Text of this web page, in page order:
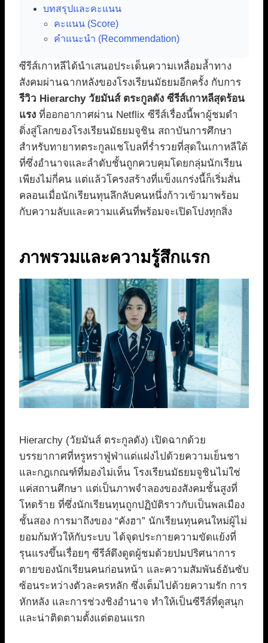
บทสรุปและคะแนน
คะแนน (Score)
คำแนะนำ (Recommendation)
ซีรีส์เกาหลีได้นำเสนอประเด็นความเหลื่อมล้ำทาง
สังคมผ่านฉากหลังของโรงเรียนมัธยมอีกครั้ง กับการ
รีวิว Hierarchy วัยมันส์ ตระกูลดัง ซีรีส์เกาหลีสุดร้อน
แรง ที่ออกอากาศผ่าน Netflix ซีรีส์เรื่องนี้พาผู้ชมดำ
ดิ่งสู่โลกของโรงเรียนมัธยมจูชิน สถาบันการศึกษา
สำหรับทายาทตระกูลแชโบลที่ร่ำรวยที่สุดในเกาหลีใต้
ที่ซึ่งอำนาจและลำดับชั้นถูกควบคุมโดยกลุ่มนักเรียน
เพียงไม่กี่คน แต่แล้วโครงสร้างที่แข็งแกร่งนี้ก็เริ่มสั่น
คลอนเมื่อนักเรียนทุนลึกลับคนหนึ่งก้าวเข้ามาพร้อม
กับความลับและความแค้นที่พร้อมจะเปิดโปงทุกสิ่ง
ภาพรวมและความรู้สึกแรก
Hierarchy (วัยมันส์ ตระกูลดัง) เปิดฉากด้วย
บรรยากาศที่หรูหราฟู่ฟ่าแต่แฝงไปด้วยความเย็นชา
และกฎเกณฑ์ที่มองไม่เห็น โรงเรียนมัธยมจูชินไม่ใช่
แค่สถานศึกษา แต่เป็นภาพจำลองของสังคมชั้นสูงที่
โหดร้าย ที่ซึ่งนักเรียนทุนถูกปฏิบัติราวกับเป็นพลเมือง
ชั้นสอง การมาถึงของ “คังฮา” นักเรียนทุนคนใหม่ผู้ไม่
ยอมก้มหัวให้กับระบบ ได้จุดประกายความขัดแย้งที่
รุนแรงขึ้นเรื่อยๆ ซีรีส์ดึงดูดผู้ชมด้วยปมปริศนาการ
ตายของนักเรียนคนก่อนหน้า และความสัมพันธ์อันซับ
ซ้อนระหว่างตัวละครหลัก ซึ่งเต็มไปด้วยความรัก การ
หักหลัง และการช่วงชิงอำนาจ ทำให้เป็นซีรีส์ที่ดูสนุก
และน่าติดตามตั้งแต่ตอนแรก